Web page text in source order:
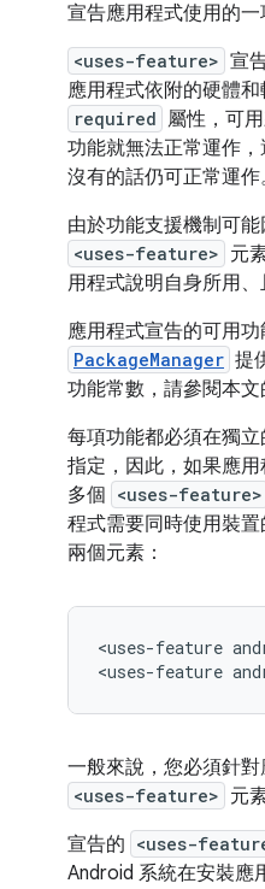
宣告應用程式使用的一
<uses-feature> 宣
應用程式依附的硬體
required 屬性，可
功能就無法正常運作
沒有的話仍可正常運作
由於功能支援機制可
<uses-feature> 元
用程式說明自身所用、
應用程式宣告的可用
PackageManager 提
功能常數，請參閱本文
每項功能都必須在獨立
指定，因此，如果應
多個 <uses-feature>
程式需要同時使用裝
兩個元素：
<uses-feature
<uses-feature
一般來說，您必須針
<uses-feature> 元素
宣告的 <uses-
Android 系統在安裝應